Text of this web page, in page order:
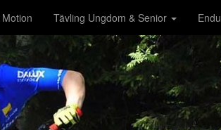
Tävling Ungdom & Senior